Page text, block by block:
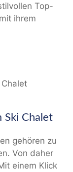
Top-
ihrem
Ski Chalet
gehören zu
Von daher
einem Klick